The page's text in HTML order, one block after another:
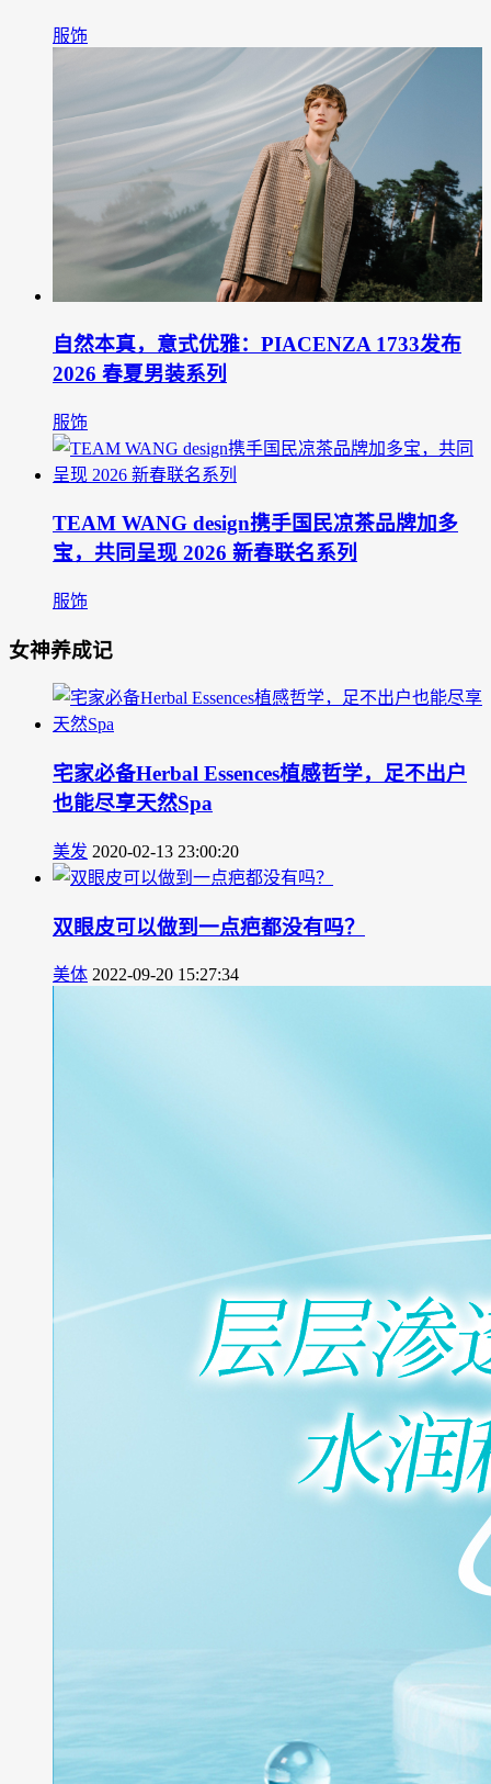
服饰
自然本真，意式优雅：PIACENZA 1733发布
2026 春夏男装系列
服饰
TEAM WANG design携手国民凉茶品牌加多
宝，共同呈现 2026 新春联名系列
服饰
女神养成记
宅家必备Herbal Essences植感哲学，足不出户
也能尽享天然Spa
美发 2020-02-13 23:00:20
双眼皮可以做到一点疤都没有吗？
美体 2022-09-20 15:27:34